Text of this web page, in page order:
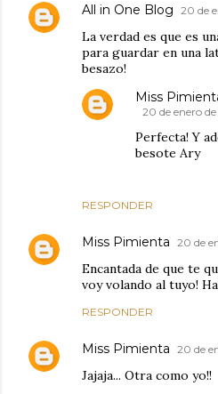
All in One Blog 20 de
La verdad es que es
para guardar en una
besazo!
RESPONDER
Miss
20 de enero
Perfecta! Y
besote Ary
Miss Pimienta 20 de
Encantada de que te
voy volando al tuyo!
RESPONDER
Miss Pimienta 20 de
Jajaja... Otra como yo!!